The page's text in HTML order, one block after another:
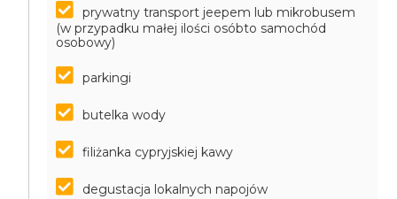
prywatny transport jeepem lub mikrobusem
(w przypadku małej ilości osóbto samochód
osobowy)
parkingi
butelka wody
filiżanka cypryjskiej kawy
degustacja lokalnych napojów